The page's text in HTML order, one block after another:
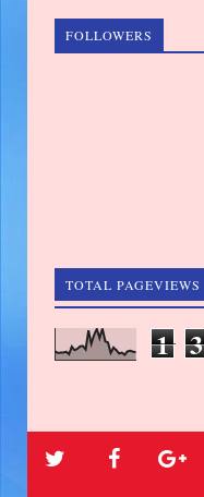
FOLLOWERS
TOTAL PAGEVIEWS
1 3